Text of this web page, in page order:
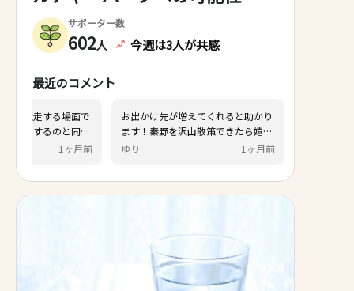
サポーター数
602人 今週は3人が共感
最近のコメント
気軽に利用しやすいドックランがあ
れば嬉しいです。 広くなくても良い
ので、出来れば大根公園、戸川公園
サトウ
公道で車とバイクが並走する
お互いヒヤヒヤしたりするの
様、ランナーと犬を散歩中の
の緊張からカルチャーパーク
主もお互い気持ちよく利用出
す。
ゆーじん